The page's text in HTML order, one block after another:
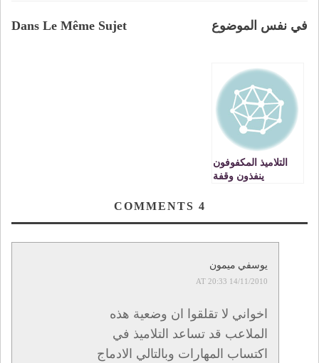
Dans Le Même Sujet في نفس الموضوع
التلاميذ المكفوفون
ينفذون وقفة
4
يوسفي ميمون
14/11/2010 AT 20:33
اخواني لا تقلقوا ان وضعية هذه
الملاعب قد تساعد التلاميذ في
اكتساب المهارات وبالتالي الادماج